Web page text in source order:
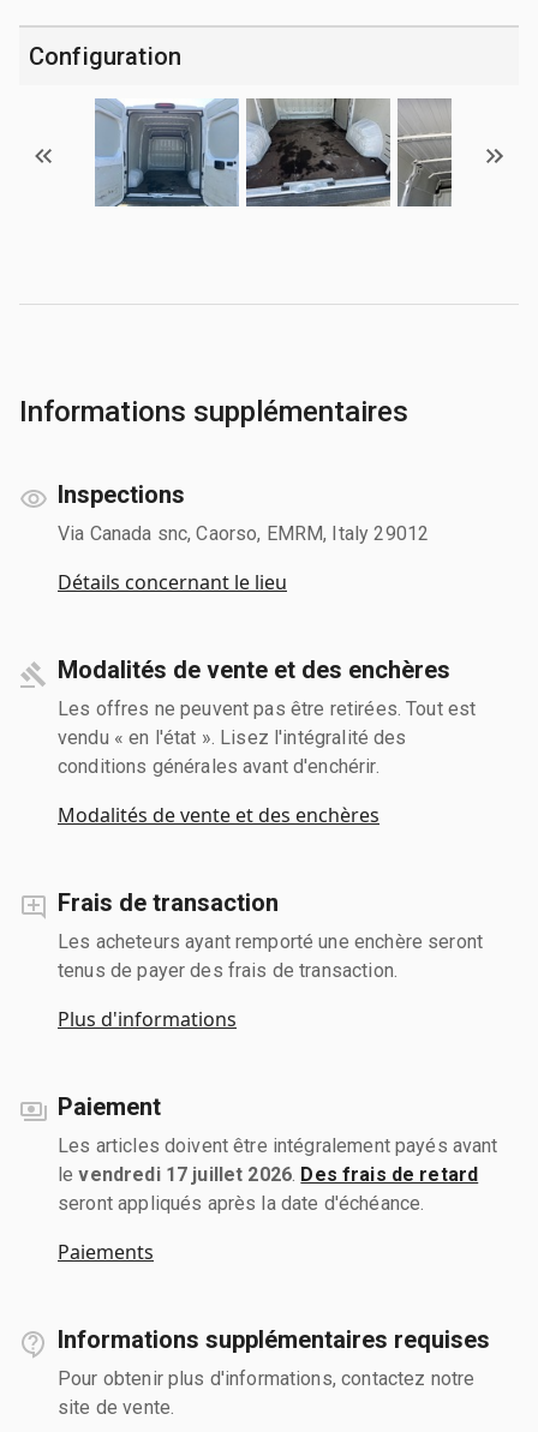
Configuration
Informations supplémentaires
Inspections
Via Canada snc, Caorso, EMRM, Italy 29012
Détails concernant le lieu
Modalités de vente et des enchères
Les offres ne peuvent pas être retirées. Tout est
vendu « en l'état ». Lisez l'intégralité des
conditions générales avant d'enchérir.
Modalités de vente et des enchères
Frais de transaction
Les acheteurs ayant remporté une enchère seront
tenus de payer des frais de transaction.
Plus d'informations
Paiement
Les articles doivent être intégralement payés avant
levendredi 17 juillet 2026 Des frais de retard
seront appliqués après la date d'échéance.
Paiements
Informations supplémentaires requises
Pour obtenir plus d'informations, contactez notre
site de vente.